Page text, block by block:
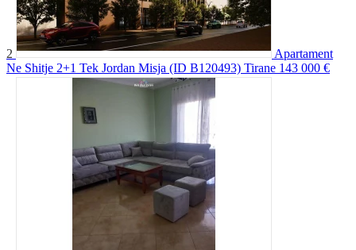
2
Apartament
Ne Shitje 2+1 Tek Jordan Misja (ID B120493) Tirane 143 000 €